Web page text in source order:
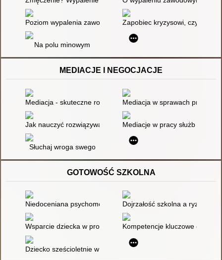
Poziom wypalenia zawodowego wśród pracowników
Zapobiec kryzysowi, czyli o
Na polu minowym
MEDIACJE I NEGOCJACJE
Mediacja - skuteczne rozwiązanie?Mediacja w sprawach
Jak nauczyć rozwiązywania konfliktów : scenariusze lekcji i
Mediacje w pracy służb
Słuchaj wroga swego
GOTOWOŚĆ SZKOLNA
Niedoceniana psychomotoryka w diagnozie gotowości
Dojrzałość szkolna a ryzyko
Wsparcie dziecka w procesie adaptacji rozwojowej
Kompetencje kluczowe dzieci i
Dziecko sześcioletnie w szkole - dobry start